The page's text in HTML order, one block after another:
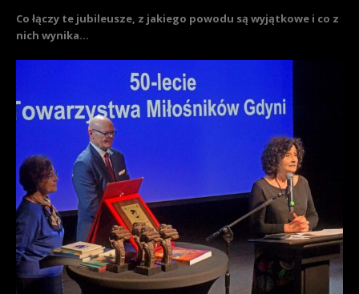
Co łączy te jubileusze, z jakiego powodu są wyjątkowe i co z
nich wynika...